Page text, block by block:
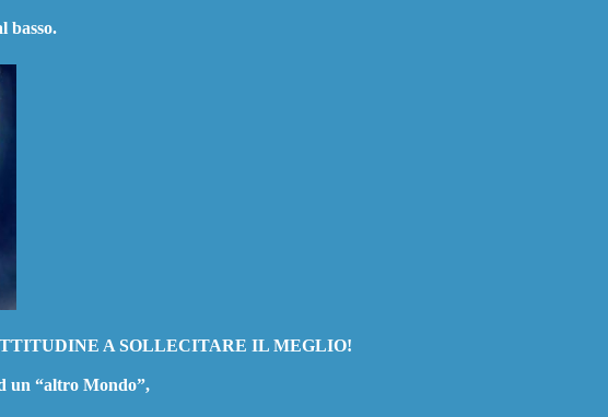
basso.
A SOLLECITARE IL MEGLIO!
un “altro Mondo”,